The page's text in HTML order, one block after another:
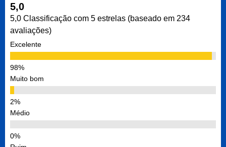
5,0
5,0 Classificação com 5 estrelas (baseado em 234
avaliações)
Excelente
Muito bom
Médio